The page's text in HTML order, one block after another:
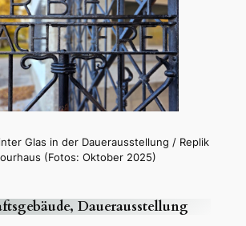
Glas in der Dauerausstellung / Replik
(Fotos: Oktober 2025)
Dauerausstellung